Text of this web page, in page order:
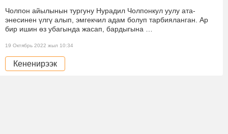
Чолпон айылынын тургуну Нурадил Чолпонкул уулу ата-
энесинен үлгү алып, эмгекчил адам болуп тарбияланган. Ар
бир ишин өз убагында жасап, бардыгына …
19 Октябрь 2022 жыл 10:34
Кененирээк